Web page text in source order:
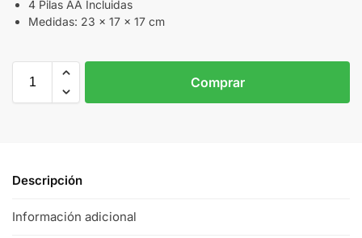
4 Pilas AA Incluidas
Medidas: 23 x 17 x 17 cm
Comprar
Descripción
Información adicional